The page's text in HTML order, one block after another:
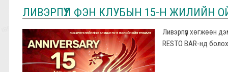
ЛИВЭРПҮҮЛ ФЭН КЛУБЫН 15-Н ЖИЛИЙН
Ливэрпүүл хөгжөөн
RESTO BAR-нд